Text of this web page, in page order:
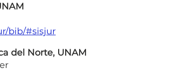
bib/#sisjur
del Norte, UNAM